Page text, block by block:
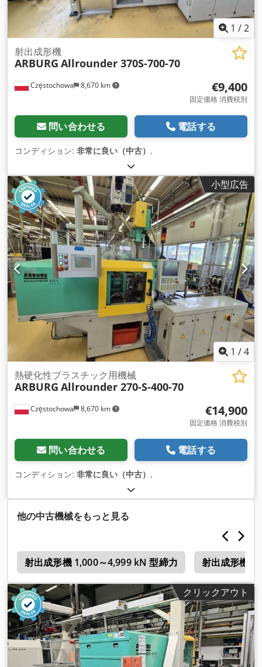
1 /2
Częstochowa 8,670 km
射出成形機
ARBURG Allrounder 370S-700-70
€9,400
固定価格 消費税別
問い合わせる 電話する
コンディション: 非常に良い（中古） ,
小型広告
1 /4
Częstochowa 8,670 km
熱硬化性プラスチック用機械
ARBURG Allrounder 270-S-400-70
€14,900
固定価格 消費税別
問い合わせる 電話する
コンディション: 非常に良い（中古） ,
他の中古機械をもっと見る
射出成形機 1,000～4,999 kN 型締力 射出成形機
クリックアウト